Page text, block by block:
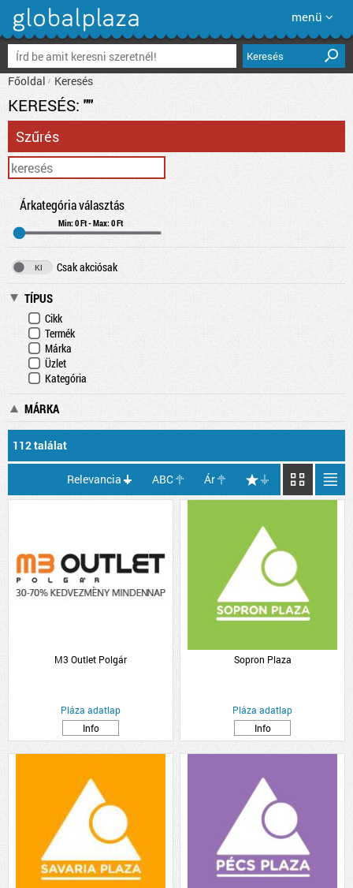
menü
Keresés
Főoldal Keresés
KERESÉS: ""
Szűrés
Árkategória választás
Min: 0 Ft - Max: 0 Ft
Csak akciósak
TÍPUS
Cikk
Termék
Márka
Üzlet
Kategória
MÁRKA
112 találat
Relevancia ABC Ár
M3 Outlet Polgár
Pláza adatlap
Info
Sopron Plaza
Pláza adatlap
Info